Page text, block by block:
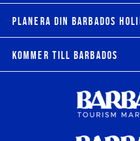
Planera din Barbados
Kommer till Barbados